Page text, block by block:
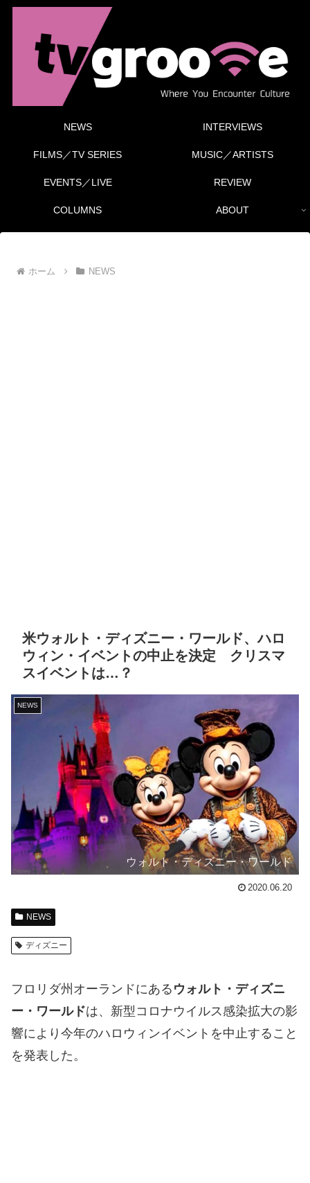
NEWS INTERVIEWS
FILMS／TV SERIES MUSIC／ARTISTS
EVENTS／LIVE REVIEW
COLUMNS ABOUT
ホーム NEWS
米ウォルト・ディズニー・ワールド、ハロ
ウィン・イベントの中止を決定 クリスマ
スイベントは…？
NEWS
ウォルト・ディズニー・ワールド
2020.06.20
NEWS
ディズニー
フロリダ州オーランドにある ウォルト・ディズニ
ー・ワールドは、新型コロナウイルス感染拡大の影
響により今年のハロウィンイベントを中止すること
を発表した。